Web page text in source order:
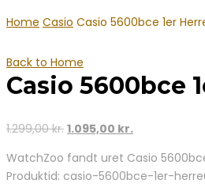
Home Casio Casio 5600bce 1er
Back to Home
Casio 5600bce
1.299,00kr. Den
pris
var:
1.095,00 kr.Den
pris
er:
WatchZoo fandt uret Casio
Produktid: casio-5600bce-1er-